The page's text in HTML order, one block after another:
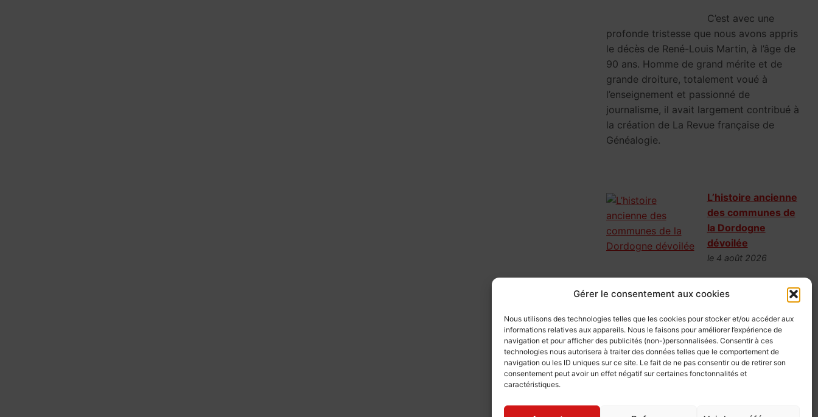
Gérer le consentement aux cookies
Nous utilisons des technologies telles que les cookies pour stocker et/ou accéder aux
informations relatives aux appareils. Nous le faisons pour améliorer l’expérience de
navigation et pour afficher des publicités (non-)personnalisées. Consentir à ces
technologies nous autorisera à traiter des données telles que le comportement de
navigation ou les ID uniques sur ce site. Le fait de ne pas consentir ou de retirer son
consentement peut avoir un effet négatif sur certaines fonctonnalités et
caractéristiques.
C’est avec une
profonde tristesse que nous avons appris
le décès de René-Louis Martin, à l’âge de
90 ans. Homme de grand mérite et de
grande droiture, totalement voué à
l’enseignement et passionné de
journalisme, il avait largement contribué à
la création de La Revue française de
Généalogie.
L’histoire ancienne
des communes de
la Dordogne
dévoilée
le 4 août 2026
Dordogne viennent de numériser
l’intégralité de leur sous-série 4E. Rôles de
taille, listes de corvéables et délibérations
d’Ancien Régime sont désormais
accessibles en ligne. Une mine d’or
nominative pour retrouver le quotidien de